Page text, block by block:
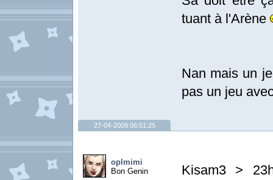
tuant à l'Arène
Nan mais un
pas un jeu
27-04-2009 06:51:25
oplmimi
Bon Genin
Kisam3 >